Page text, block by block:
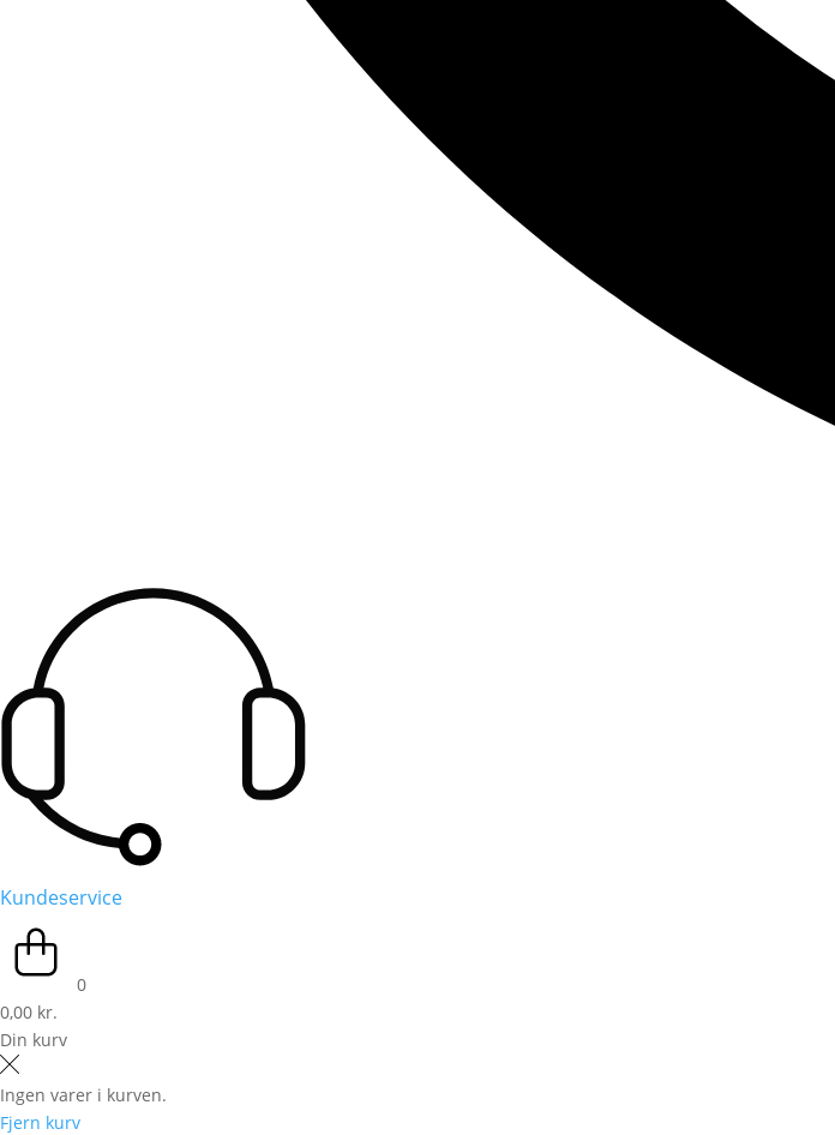
Kundeservice
0
0,00 kr.
Din kurv
Ingen varer i kurven.
Fjern kurv